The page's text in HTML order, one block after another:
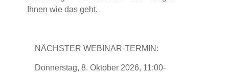
Ihnen wie das geht.
NÄCHSTER WEBINAR-TERMIN:
Donnerstag, 8. Oktober 2026, 11:00-